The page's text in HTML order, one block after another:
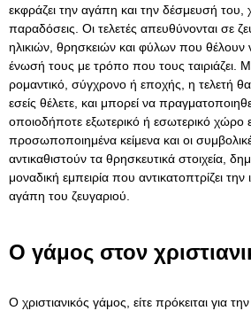
εκφράζει την αγάπη και την δέσμευσή του,
παραδόσεις. Οι τελετές απευθύνονται σε
ηλικιών, θρησκειών και φύλων που θέλουν
ένωσή τους με τρόπο που τους ταιριάζει.
ρομαντικό, σύγχρονο ή εποχής, η τελετή
εσείς θέλετε, και μπορεί να
οποιοδήποτε εξωτερικό ή εσωτερικό χώρο
προσωποποιημένα κείμενα και οι
αντικαθιστούν τα θρησκευτικά στοιχεία,
μοναδική εμπειρία που αντικατοπτρίζει την
αγάπη του ζευγαριού.
Ο γάμος στον
Ο χριστιανικός γάμος, είτε πρόκειται για